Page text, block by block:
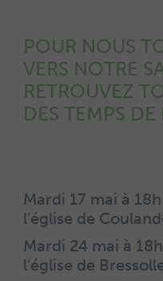
POUR NOUS
VERS NOTRE
RETROUVEZ
DES TEMPS DE
Mardi 17 mai à
l’église de
Mardi 24 mai à
l’église de